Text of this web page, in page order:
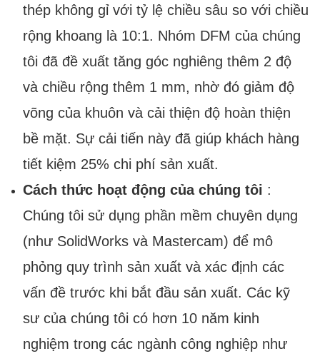
thép không gỉ với tỷ lệ chiều sâu so với chiều
rộng khoang là 10:1. Nhóm DFM của chúng
tôi đã đề xuất tăng góc nghiêng thêm 2 độ
và chiều rộng thêm 1 mm, nhờ đó giảm độ
võng của khuôn và cải thiện độ hoàn thiện
bề mặt. Sự cải tiến này đã giúp khách hàng
tiết kiệm 25% chi phí sản xuất.
Cách thức hoạt động của chúng tôi :
Chúng tôi sử dụng phần mềm chuyên dụng
(như SolidWorks và Mastercam) để mô
phỏng quy trình sản xuất và xác định các
vấn đề trước khi bắt đầu sản xuất. Các kỹ
sư của chúng tôi có hơn 10 năm kinh
nghiệm trong các ngành công nghiệp như